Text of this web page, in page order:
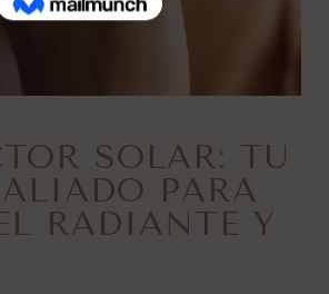
SOLAR: TU
PARA
RADIANTE Y